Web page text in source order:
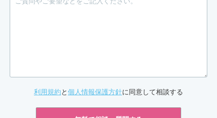
利用規約と個人情報保護方針に同意して相談する